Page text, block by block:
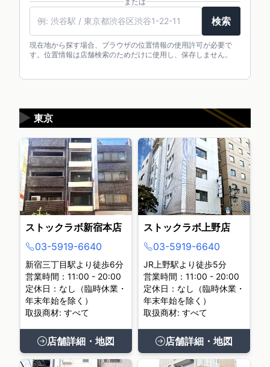
検索
現在地から探す場合、ブラウザの位置情報の使用許可が必要で
す。位置情報は店舗検索のためだけに使用し、保存しません。
東京
▶
ストックラボ新宿本店
03-5919-6640
新宿三丁目駅より徒歩6分
営業時間：11:00 - 20:00
定休日：なし（臨時休業・
年末年始を除く）
取扱商材: すべて
店舗詳細・地図
ストックラボ上野店
03-5919-6640
JR上野駅より徒歩5分
営業時間：11:00 - 20:00
定休日：なし（臨時休業・
年末年始を除く）
取扱商材: すべて
店舗詳細・地図